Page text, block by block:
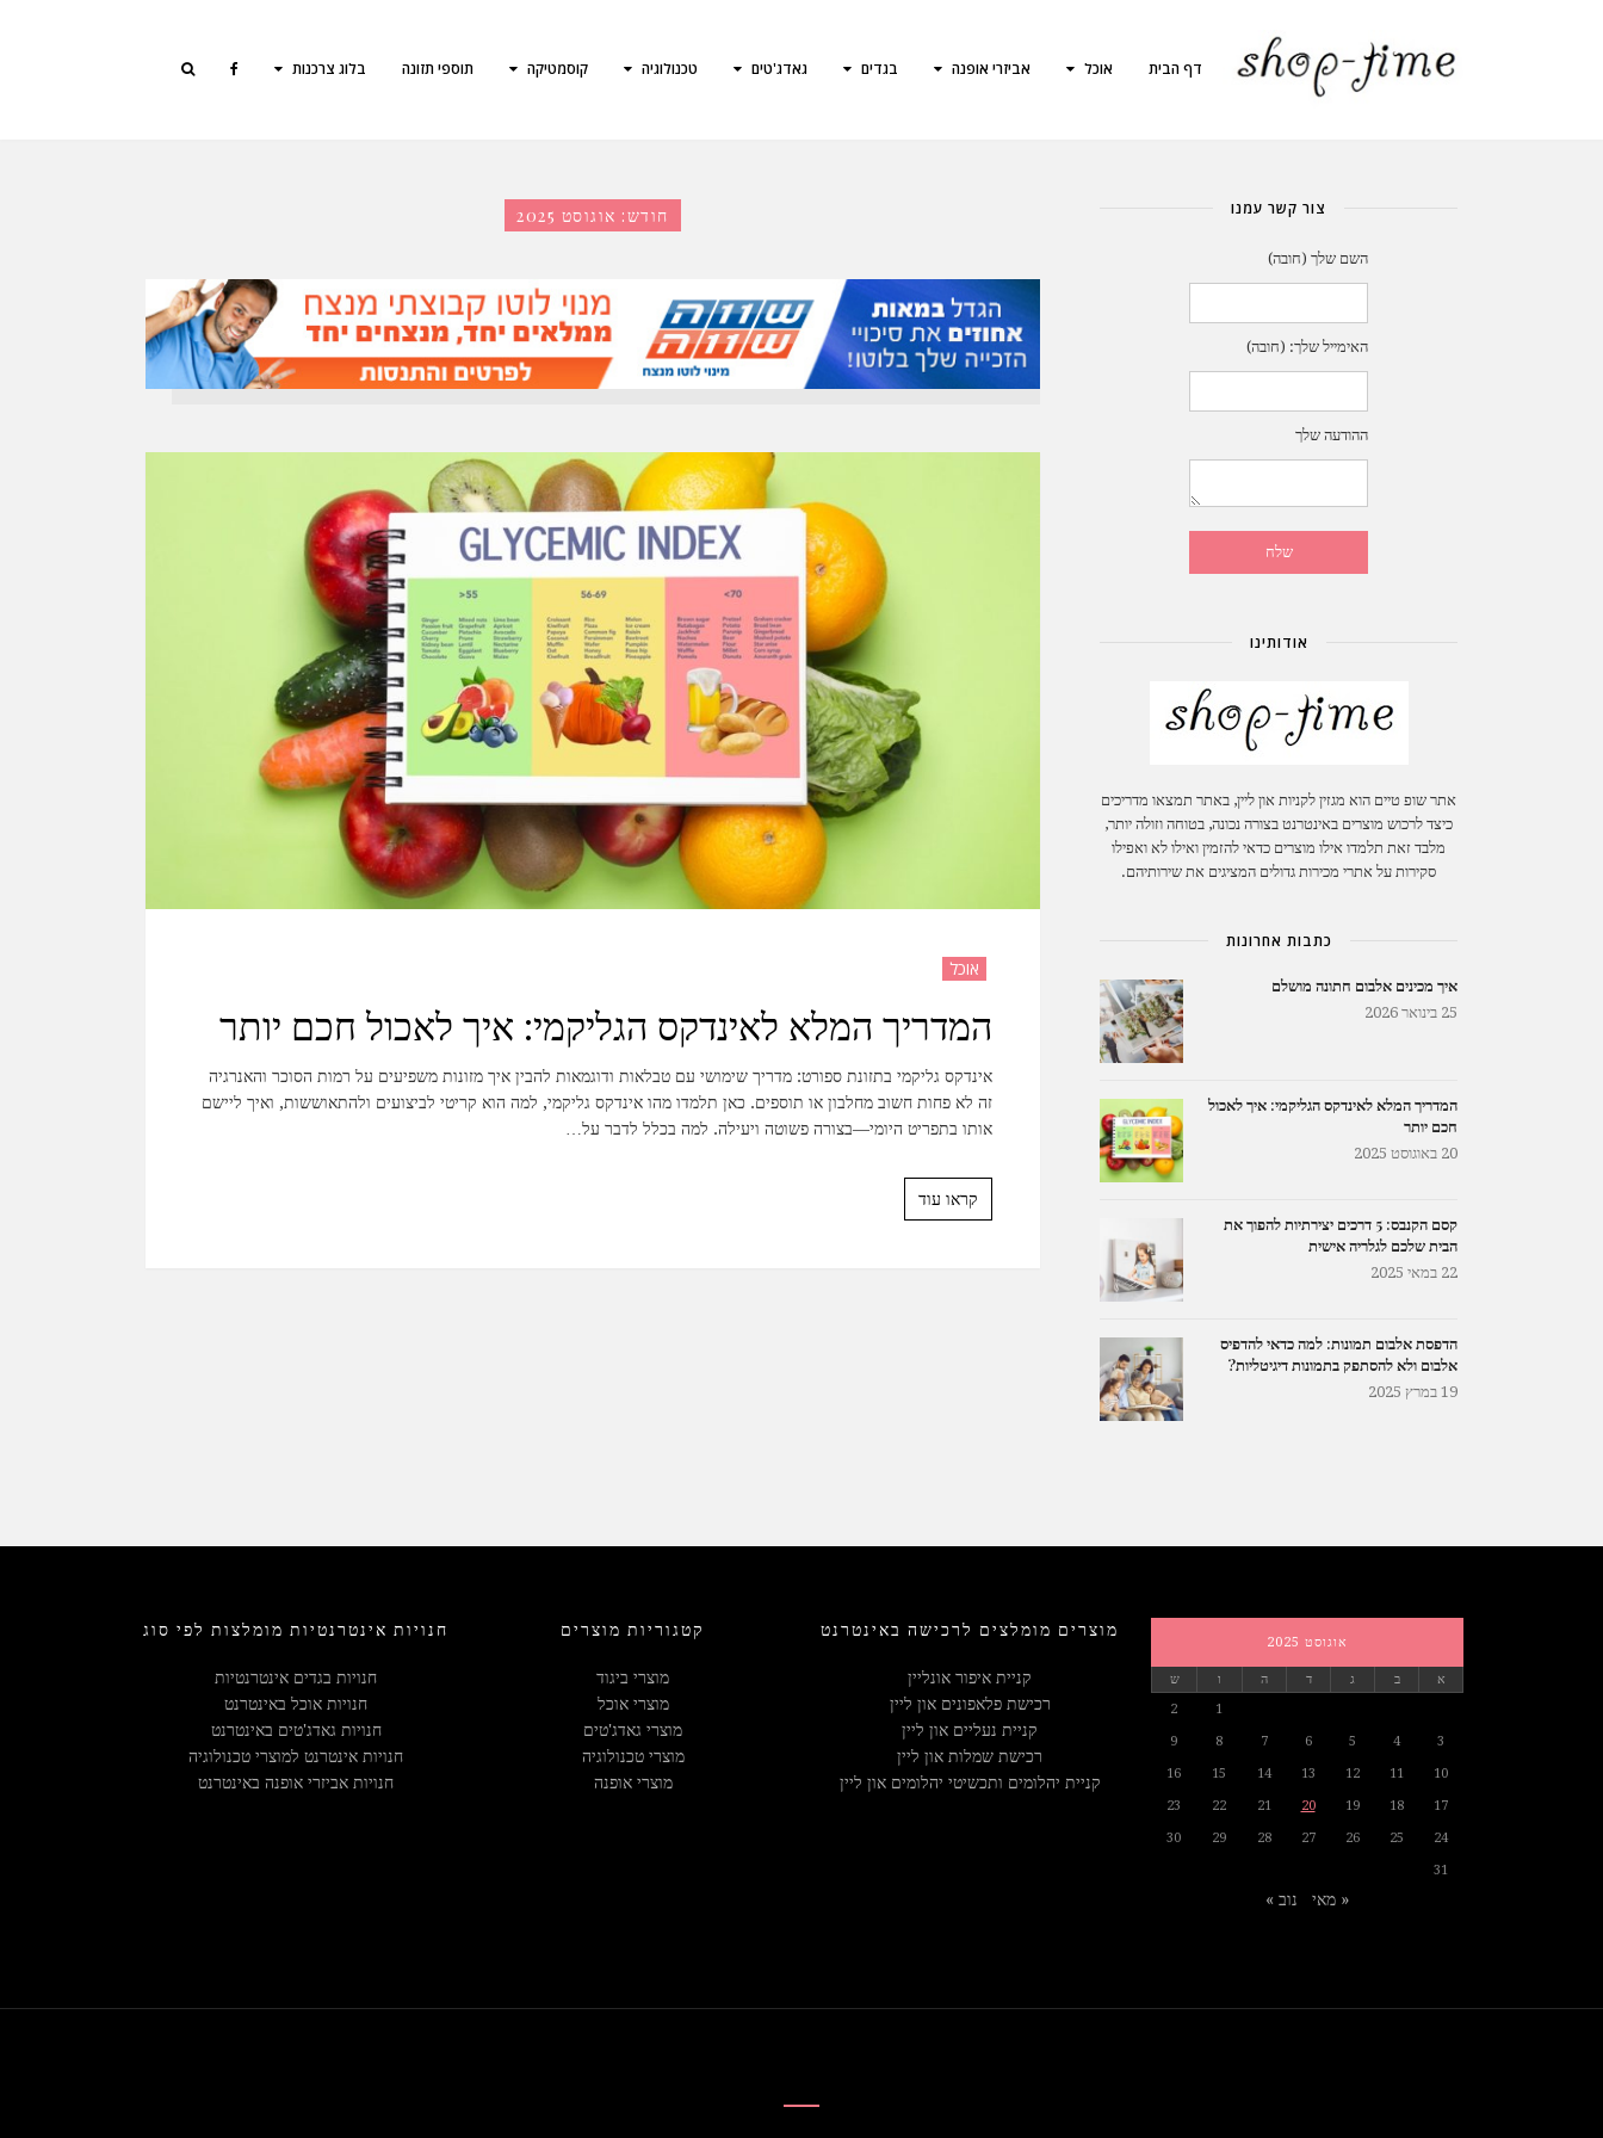
דף הבית אוכל אביזרי אופנה בגדים גאדג'טים טכנולוגיה קוסמטיקה תוספי תזונה בלוג צרכנות
חודש: אוגוסט 2025
אוכל
המדריך המלא לאינדקס הגליקמי: איך לאכול חכם יותר
אינדקס גליקמי בתזונת ספורט: מדריך שימושי עם טבלאות ודוגמאות להבין איך מזונות משפיעים על רמות הסוכר והאנרגיה
זה לא פחות חשוב מחלבון או תוספים. כאן תלמדו מהו אינדקס גליקמי, למה הוא קריטי לביצועים ולהתאוששות, ואיך ליישם
אותו בתפריט היומי—בצורה פשוטה ויעילה. למה בכלל לדבר על…
קראו עוד
צור קשר עמנו
השם שלך (חובה)
האימייל שלך: (חובה)
ההודעה שלך
אודותינו
אתר שופ טיים הוא מגזין לקניות און ליין, באתר תמצאו מדריכים
כיצד לרכוש מוצרים באינטרנט בצורה נכונה, בטוחה וזולה יותר,
מלבד זאת תלמדו אילו מוצרים כדאי להזמין ואילו לא ואפילו
סקירות על אתרי מכירות גדולים המציגים את שירותיהם.
כתבות אחרונות
איך מכינים אלבום חתונה מושלם
25 בינואר 2026
המדריך המלא לאינדקס הגליקמי: איך לאכול
חכם יותר
20 באוגוסט 2025
קסם הקנבס: 5 דרכים יצירתיות להפוך את
הבית שלכם לגלריה אישית
22 במאי 2025
הדפסת אלבום תמונות: למה כדאי להדפיס
אלבום ולא להסתפק בתמונות דיגיטליות?
19 במרץ 2025
חנויות אינטרנטיות מומלצות לפי סוג
חנויות בגדים אינטרנטיות
חנויות אוכל באינטרנט
חנויות גאדג'טים באינטרנט
חנויות אינטרנט למוצרי טכנולוגיה
חנויות אביזרי אופנה באינטרנט
קטגוריות מוצרים
מוצרי ביגוד
מוצרי אוכל
מוצרי גאדג'טים
מוצרי טכנולוגיה
מוצרי אופנה
מוצרים מומלצים לרכישה באינטרנט
קניית איפור אונליין
רכישת פלאפונים און ליין
קניית נעליים און ליין
רכישת שמלות און ליין
קניית יהלומים ותכשיטי יהלומים און ליין
אוגוסט 2025
א ב ג ד ה ו
ש
1
2
3
4
5
6
7
8
9
10
11
12
13
14
15
16
17
18
19
20
21
22
23
24
25
26
27
28
29
30
31
« מאי נוב »